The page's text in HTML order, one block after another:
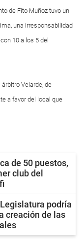
de Fito Muñoz tuvo un
una irresponsabilidad
10 a los 5 del
Velarde, de
a favor del local que
de 50 puestos,
club del
podría
creación de las